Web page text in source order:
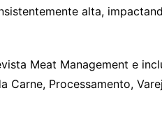
alta,
Meat Management e
Carne, Processamento,